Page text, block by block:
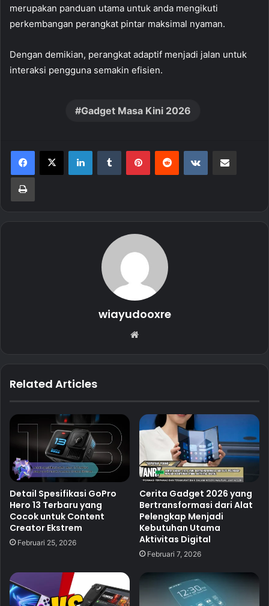
merupakan panduan utama untuk anda mengikuti
perkembangan perangkat pintar maksimal nyaman.
Dengan demikian, perangkat adaptif menjadi jalan untuk
interaksi pengguna semakin efisien.
Gadget Masa Kini 2026
LinkedInTumblr PinterestReddit VKontakte
Print
wiayudooxre
Related Articles
Detail Spesifikasi GoPro
Hero 13 Terbaru yang
Cocok untuk Content
Creator Ekstrem
Februari 25, 2026
Cerita Gadget 2026 yang
Bertransformasi dari Alat
Pelengkap Menjadi
Kebutuhan Utama
Aktivitas Digital
Februari 7, 2026